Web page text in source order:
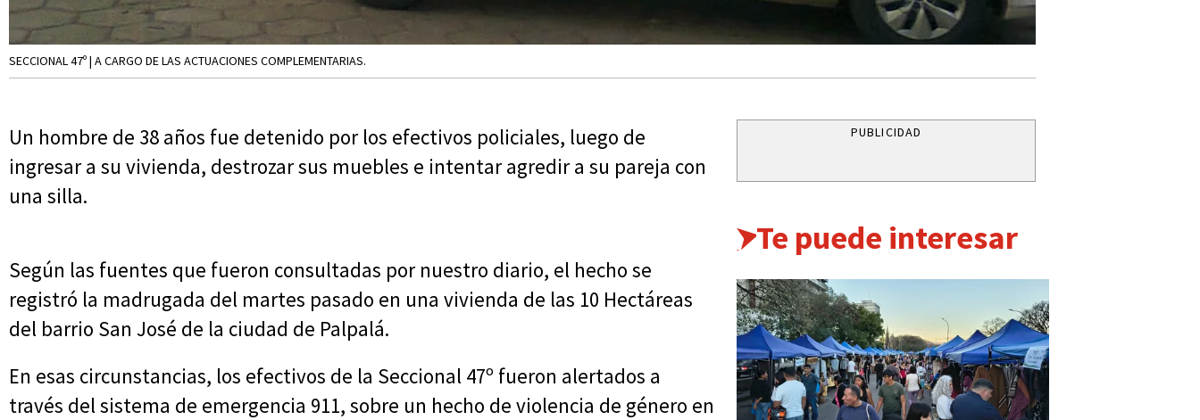
SECCIONAL 47º | A CARGO DE LAS ACTUACIONES COMPLEMENTARIAS.
Un hombre de 38 años fue detenido por los efectivos policiales, luego de
ingresar a su vivienda, destrozar sus muebles e intentar agredir a su pareja con
una silla.
Según las fuentes que fueron consultadas por nuestro diario, el hecho se
registró la madrugada del martes pasado en una vivienda de las 10 Hectáreas
del barrio San José de la ciudad de Palpalá.
En esas circunstancias, los efectivos de la Seccional 47º fueron alertados a
través del sistema de emergencia 911, sobre un hecho de violencia de género en
PUBLICIDAD
Te puede interesar